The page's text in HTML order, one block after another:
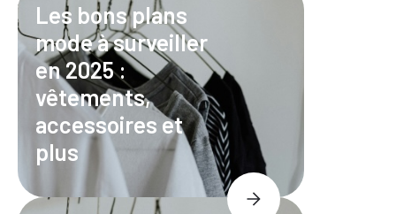
Les bons plans
mode à surveiller
en 2025 :
vêtements,
accessoires et
plus